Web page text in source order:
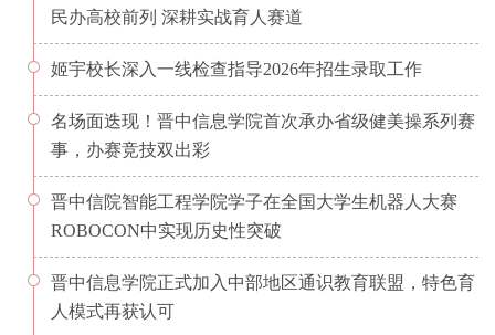
民办高校前列 深耕实战育人赛道
姬宇校长深入一线检查指导2026年招生录取工作
名场面迭现！晋中信息学院首次承办省级健美操系列赛
事，办赛竞技双出彩
晋中信院智能工程学院学子在全国大学生机器人大赛
ROBOCON中实现历史性突破
晋中信息学院正式加入中部地区通识教育联盟，特色育
人模式再获认可